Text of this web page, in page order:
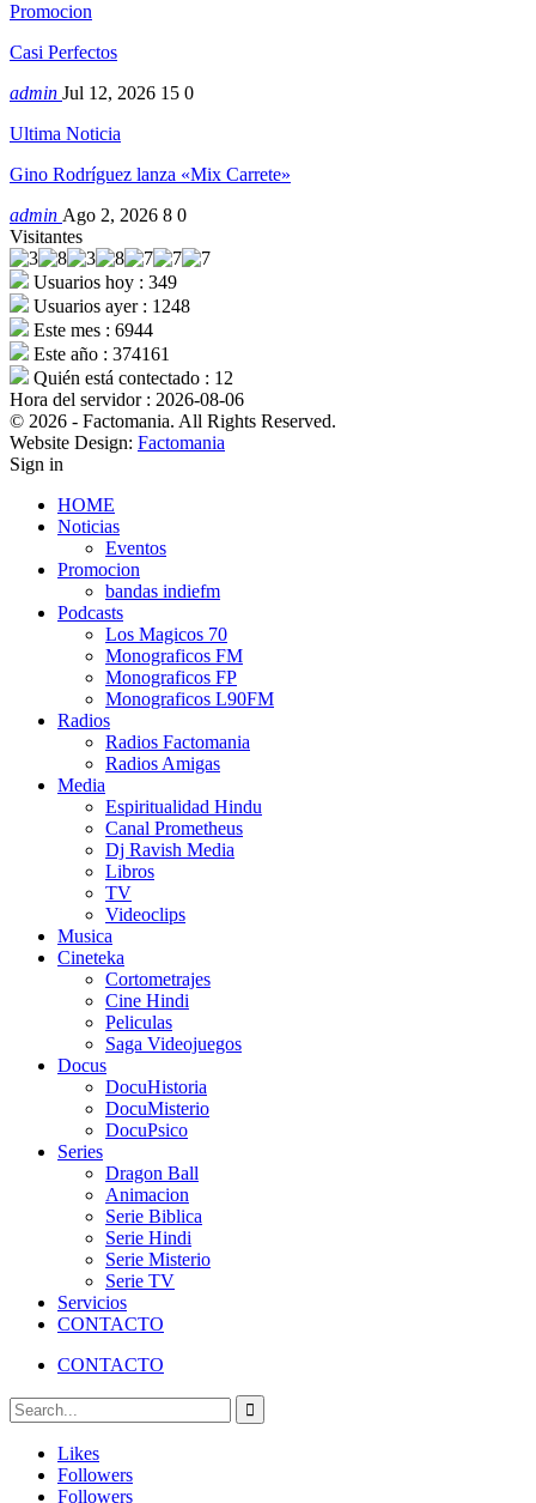
Promocion
Casi Perfectos
admin Jul 12, 2026 15 0
Ultima Noticia
Gino Rodríguez lanza «Mix Carrete»
admin Ago 2, 2026 8 0
Visitantes
Usuarios hoy : 349
Usuarios ayer : 1248
Este mes : 6944
Este año : 374161
Quién está contectado : 12
Hora del servidor : 2026-08-06
© 2026 - Factomania. All Rights Reserved.
Website Design: Factomania
Sign in
HOME
Noticias
Eventos
Promocion
bandas indiefm
Podcasts
Los Magicos 70
Monograficos FM
Monograficos FP
Monograficos L90FM
Radios
Radios Factomania
Radios Amigas
Media
Espiritualidad Hindu
Canal Prometheus
Dj Ravish Media
Libros
TV
Videoclips
Musica
Cineteka
Cortometrajes
Cine Hindi
Peliculas
Saga Videojuegos
Docus
DocuHistoria
DocuMisterio
DocuPsico
Series
Dragon Ball
Animacion
Serie Biblica
Serie Hindi
Serie Misterio
Serie TV
Servicios
CONTACTO
CONTACTO
Likes
Followers
Followers